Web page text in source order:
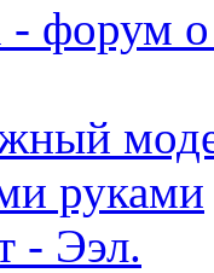
- форум
руками
- Ээл.